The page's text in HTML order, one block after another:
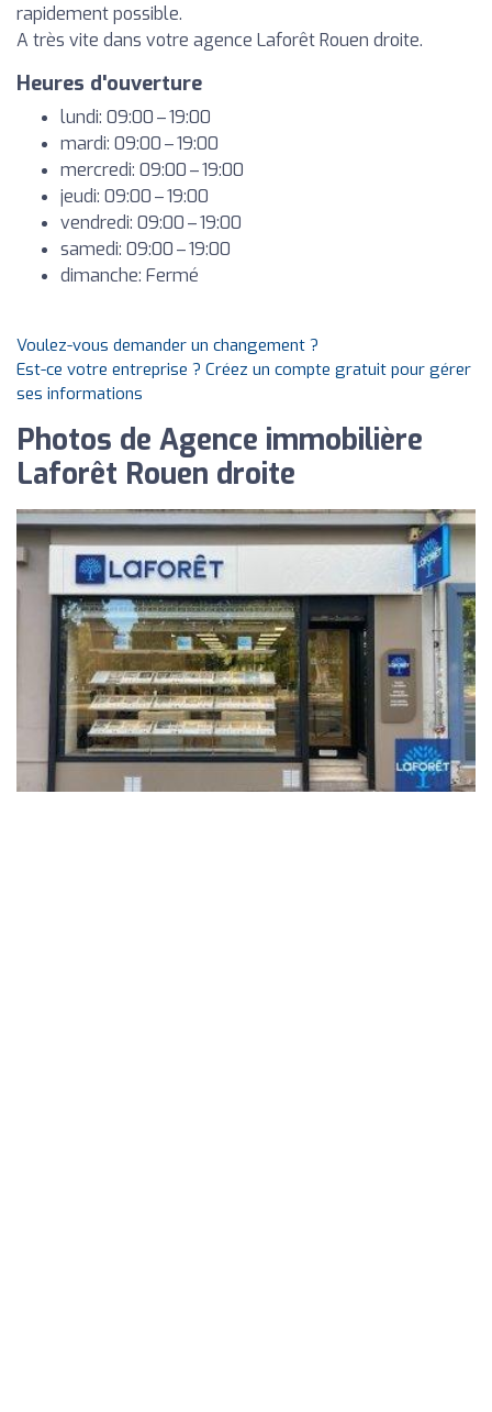
rapidement possible.
A très vite dans votre agence Laforêt Rouen droite.
Heures d'ouverture
lundi: 09:00 – 19:00
mardi: 09:00 – 19:00
mercredi: 09:00 – 19:00
jeudi: 09:00 – 19:00
vendredi: 09:00 – 19:00
samedi: 09:00 – 19:00
dimanche: Fermé
Voulez-vous demander un changement ?
Est-ce votre entreprise ? Créez un compte gratuit pour gérer
ses informations
Photos de Agence immobilière
Laforêt Rouen droite